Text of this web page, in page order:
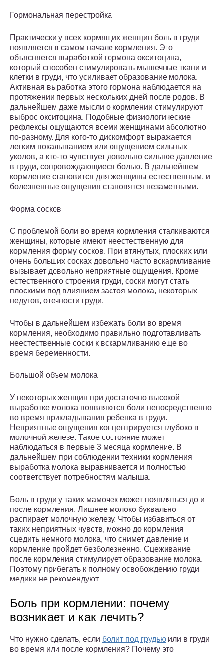
Гормональная перестройка
Практически у всех кормящих женщин боль в груди
появляется в самом начале кормления. Это
объясняется выработкой гормона окситоцина,
который способен стимулировать мышечные ткани и
клетки в груди, что усиливает образование молока.
Активная выработка этого гормона наблюдается на
протяжении первых нескольких дней после родов. В
дальнейшем даже мысли о кормлении стимулируют
выброс окситоцина. Подобные физиологические
рефлексы ощущаются всеми женщинами абсолютно
по-разному. Для кого-то дискомфорт выражается
легким покалыванием или ощущением сильных
уколов, а кто-то чувствует довольно сильное давление
в груди, сопровождающиеся болью. В дальнейшем
кормление становится для женщины естественным, и
болезненные ощущения становятся незаметными.
Форма сосков
С проблемой боли во время кормления сталкиваются
женщины, которые имеют неестественную для
кормления форму сосков. При втянутых, плоских или
очень больших сосках довольно часто вскармливание
вызывает довольно неприятные ощущения. Кроме
естественного строения груди, соски могут стать
плоскими под влиянием застоя молока, некоторых
недугов, отечности груди.
Чтобы в дальнейшем избежать боли во время
кормления, необходимо правильно подготавливать
неестественные соски к вскармливанию еще во
время беременности.
Большой объем молока
У некоторых женщин при достаточно высокой
выработке молока появляются боли непосредственно
во время прикладывания ребенка в груди.
Неприятные ощущения концентрируется глубоко в
молочной железе. Такое состояние может
наблюдаться в первые 3 месяца кормление. В
дальнейшем при соблюдении техники кормления
выработка молока выравнивается и полностью
соответствует потребностям малыша.
Боль в груди у таких мамочек может появляться до и
после кормления. Лишнее молоко буквально
распирает молочную железу. Чтобы избавиться от
таких неприятных чувств, можно до кормления
сцедить немного молока, что снимет давление и
кормление пройдет безболезненно. Сцеживание
после кормления стимулирует образование молока.
Поэтому прибегать к полному освобождению груди
медики не рекомендуют.
Боль при кормлении: почему
возникает и как лечить?
Что нужно сделать, если болит под грудью или в груди
во время или после кормления? Почему это